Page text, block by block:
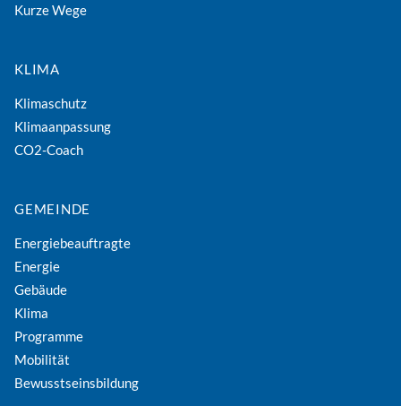
Kurze Wege
KLIMA
Klimaschutz
Klimaanpassung
CO2-Coach
GEMEINDE
Energiebeauftragte
Energie
Gebäude
Klima
Programme
Mobilität
Bewusstseinsbildung